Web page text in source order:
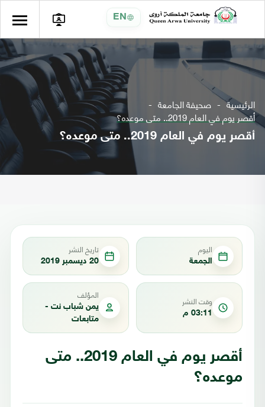
EN
الرئيسية صحيفة الجامعة
أقصر يوم في العام 2019.. متى موعده؟
أقصر يوم في العام 2019.. متى موعده؟
اليوم
الجمعة
تاريخ النشر
20 ديسمبر 2019
وقت النشر
03:11 م
المؤلف
يمن شباب نت -
متابعات
أقصر يوم في العام 2019.. متى
موعده؟